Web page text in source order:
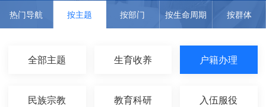
热门导航 按主题 按部门 按生命周期 按群体
全部主题 生育收养 户籍办理
民族宗教 教育科研 入伍服役